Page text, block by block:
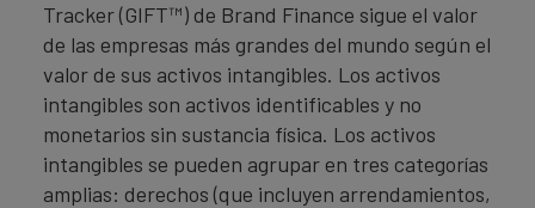
Tracker (GIFT™) de Brand Finance sigue el valor
de las empresas más grandes del mundo según el
valor de sus activos intangibles. Los activos
intangibles son activos identificables y no
monetarios sin sustancia física. Los activos
intangibles se pueden agrupar en tres categorías
amplias: derechos (que incluyen arrendamientos,